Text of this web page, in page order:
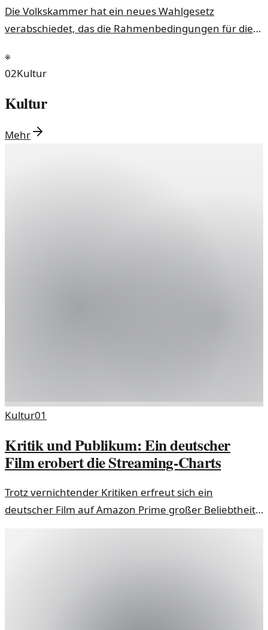
Die Volkskammer hat ein neues Wahlgesetz
verabschiedet, das die Rahmenbedingungen für die
könnte die politische Landschaft in Deutschland
nachhaltig verändern.
※
02Kultur
Kultur
Mehr
Kultur01
Kritik und Publikum: Ein deutscher
Film erobert die Streaming-Charts
Trotz vernichtender Kritiken erfreut sich ein
deutscher Film auf Amazon Prime großer Beliebtheit
und steht kurz vor der Spitze der Streaming-Charts.